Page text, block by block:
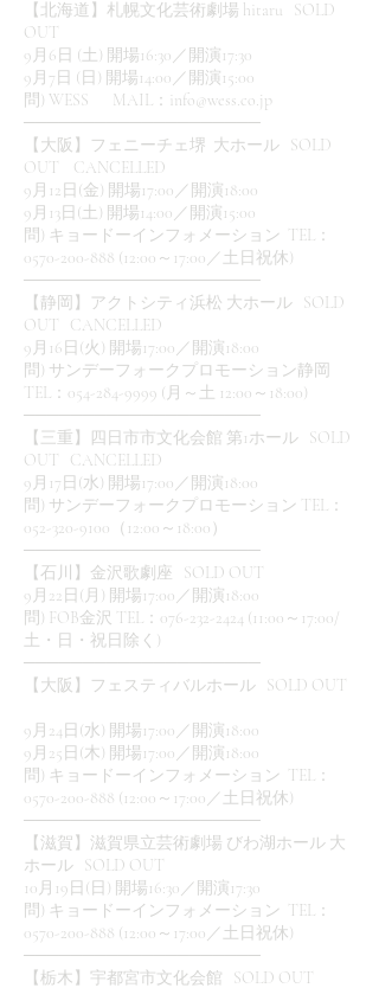
【北海道】札幌文化芸術劇場 hitaru SOLD
OUT
9月6日 (土) 開場16:30／開演17:30
9月7日 (日) 開場14:00／開演15:00
問) WESS MAIL： info@wess.co.jp
────────────────────
【大阪】フェニーチェ堺 大ホール SOLD
OUT CANCELLED
9月12日(金) 開場17:00／開演18:00
9月13日(土) 開場14:00／開演15:00
問) キョードーインフォメーション TEL：
0570-200-888 (12:00～17:00／土日祝休)
────────────────────
【静岡】アクトシティ浜松 大ホール SOLD
OUT CANCELLED
9月16日(火) 開場17:00／開演18:00
問) サンデーフォークプロモーション静岡
TEL：054-284-9999 (月～土 12:00～18:00)
────────────────────
【三重】四日市市文化会館 第1ホール SOLD
OUT CANCELLED
9月17日(水) 開場17:00／開演18:00
問) サンデーフォークプロモーション TEL：
052-320-9100（12:00～18:00）
────────────────────
【石川】金沢歌劇座 SOLD OUT
9月22日(月) 開場17:00／開演18:00
問) FOB金沢 TEL：076-232-2424 (11:00～17:00/
土・日・祝日除く)
────────────────────
【大阪】フェスティバルホール SOLD OUT
9月24日(水) 開場17:00／開演18:00
9月25日(木) 開場17:00／開演18:00
問) キョードーインフォメーション TEL：
0570-200-888 (12:00～17:00／土日祝休)
────────────────────
【滋賀】滋賀県立芸術劇場 びわ湖ホール 大
ホール SOLD OUT
10月19日(日) 開場16:30／開演17:30
問) キョードーインフォメーション TEL：
0570-200-888 (12:00～17:00／土日祝休)
────────────────────
【栃木】宇都宮市文化会館 SOLD OUT